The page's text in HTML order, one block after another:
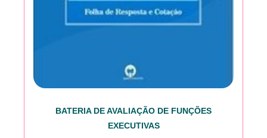
BATERIA DE AVALIAÇÃO DE FUNÇÕES
EXECUTIVAS